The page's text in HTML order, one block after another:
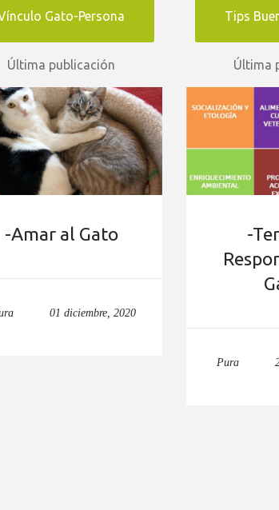
Gato-Persona
Última publicación
-Amar al Gato
01 diciembre, 2020
Tips
Última
-
Pura